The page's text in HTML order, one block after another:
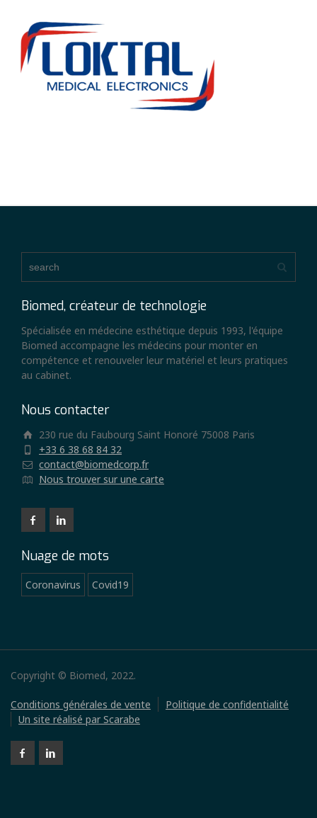
Biomed, créateur de technologie
Spécialisée en médecine esthétique depuis 1993, l'équipe
Biomed accompagne les médecins pour monter en
compétence et renouveler leur matériel et leurs pratiques
au cabinet.
Nous contacter
230 rue du Faubourg Saint Honoré 75008 Paris
+33 6 38 68 84 32
contact@biomedcorp.fr
Nous trouver sur une carte
Nuage de mots
Coronavirus Covid19
Copyright © Biomed, 2022.
Conditions générales de vente
Politique de confidentialité
Un site réalisé par Scarabe